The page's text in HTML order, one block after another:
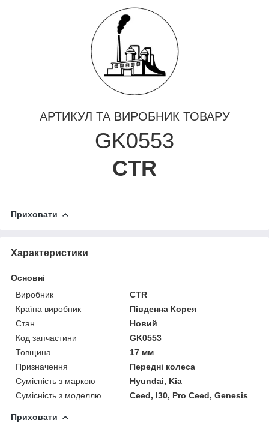
АРТИКУЛ ТА ВИРОБНИК ТОВАРУ
GK0553
CTR
Приховати
Характеристики
Основні
Виробник
CTR
Країна виробник
Південна Корея
Стан
Новий
Код запчастини
GK0553
Товщина
17 мм
Призначення
Передні колеса
Сумісність з маркою
Hyundai, Kia
Сумісність з моделлю
Ceed, I30, Pro Ceed, Genesis
Приховати